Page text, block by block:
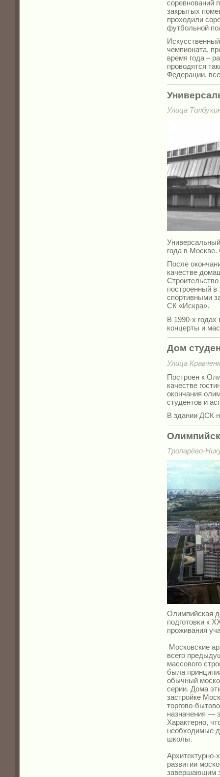
соревнований
закрытых
проходили
футбольной
чемпионата,
время года –
проводятся
Федерации,
Улица
года в
После
качестве
построенный в
спортивными
СК «Искра».
В 1990-х годах
концерты и
Дом
Улица
Построен к
качестве
окончания
студентов и
В здании ДСК
Тропарёво-
Олимпийская
подготовки к
проживания
Московские
всего
массового
была
обычный
серии. Дома
застройке
торгово-
назначения —
Характерно,
необходимые
школы.
развитии
завершающим